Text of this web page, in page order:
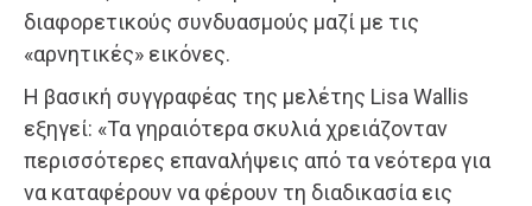
διαφορετικούς συνδυασμούς μαζί με τις
«αρνητικές» εικόνες.
Η βασική συγγραφέας της μελέτης Lisa Wallis
εξηγεί: «Τα γηραιότερα σκυλιά χρειάζονταν
περισσότερες επαναλήψεις από τα νεότερα για
να καταφέρουν να φέρουν τη διαδικασία εις